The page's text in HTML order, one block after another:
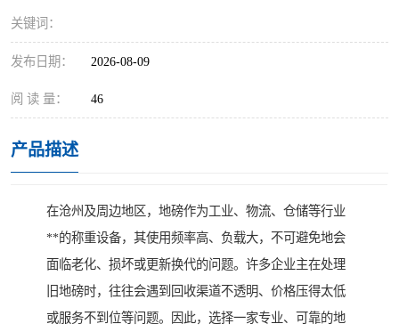
关键词：
发布日期： 2026-08-09
阅 读 量： 46
产品描述
在沧州及周边地区，地磅作为工业、物流、仓储等行业
**的称重设备，其使用频率高、负载大，不可避免地会
面临老化、损坏或更新换代的问题。许多企业主在处理
旧地磅时，往往会遇到回收渠道不透明、价格压得太低
或服务不到位等问题。因此，选择一家专业、可靠的地